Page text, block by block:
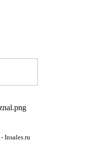
- Insales.ru